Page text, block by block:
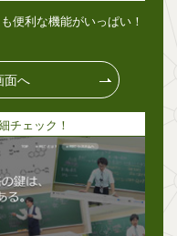
便利な機能がいっぱい！
面へ
チェック！